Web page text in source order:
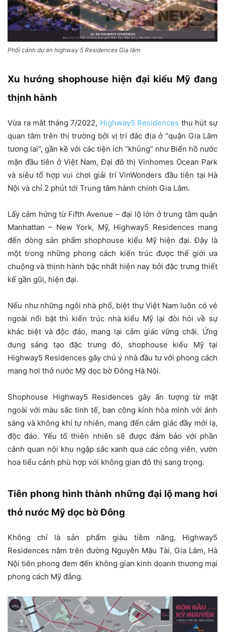
Phối cảnh dự án highway 5 Residences Gia lâm
Xu hướng shophouse hiện đại kiểu Mỹ đang
thịnh hành
Vừa ra mắt tháng 7/2022, Highway5 Residences thu hút sự
quan tâm trên thị trường bởi vị trí đắc địa ở “quận Gia Lâm
tương lai”, gần kề với các tiện ích “khủng” như Biển hồ nước
mặn đầu tiên ở Việt Nam, Đại đô thị Vinhomes Ocean Park
và siêu tổ hợp vui chơi giải trí VinWonders đầu tiên tại Hà
Nội và chỉ 2 phút tới Trung tâm hành chính Gia Lâm.
Lấy cảm hứng từ Fifth Avenue – đại lộ lớn ở trung tâm quận
Manhattan – New York, Mỹ, Highway5 Residences mang
đến dòng sản phẩm shophouse kiểu Mỹ hiện đại. Đây là
một trong những phong cách kiến trúc được thế giới ưa
chuộng và thịnh hành bậc nhất hiện nay bởi đặc trưng thiết
kế gần gũi, hiện đại.
Nếu như những ngôi nhà phố, biệt thự Việt Nam luôn có vẻ
ngoài nổi bật thì kiến trúc nhà kiểu Mỹ lại đòi hỏi về sự
khác biệt và độc đáo, mang lại cảm giác vững chãi. Ứng
dụng sáng tạo đặc trưng đó, shophouse kiểu Mỹ tại
Highway5 Residences gây chú ý nhà đầu tư với phong cách
mang hơi thở nước Mỹ dọc bờ Đông Hà Nội.
Shophouse Highway5 Residences gây ấn tượng từ mặt
ngoài với màu sắc tinh tế, ban công kính hòa mình với ánh
sáng và không khí tự nhiên, mang đến cảm giác đầy mới lạ,
độc đáo. Yếu tố thiên nhiên sẽ được đảm bảo với phần
cảnh quan nội khu ngập sắc xanh qua các công viên, vườn
hoa tiểu cảnh phù hợp với không gian đô thị sang trọng.
Tiên phong hình thành những đại lộ mang hơi
thở nước Mỹ dọc bờ Đông
Không chỉ là sản phẩm giàu tiềm năng, Highway5
Residences nằm trên đường Nguyễn Mậu Tài, Gia Lâm, Hà
Nội tiên phong đem đến không gian kinh doanh thương mại
phong cách Mỹ đẳng.